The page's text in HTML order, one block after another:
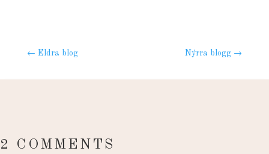
← Eldra blog Nýrra blogg →
2 COMMENTS